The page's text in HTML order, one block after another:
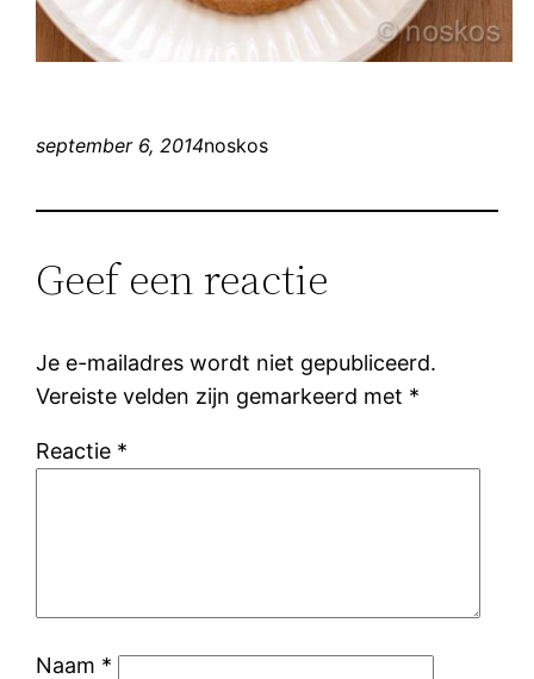
september 6, 2014noskos
Geef een reactie
Je e-mailadres wordt niet gepubliceerd.
Vereiste velden zijn gemarkeerd met *
Reactie *
Naam *